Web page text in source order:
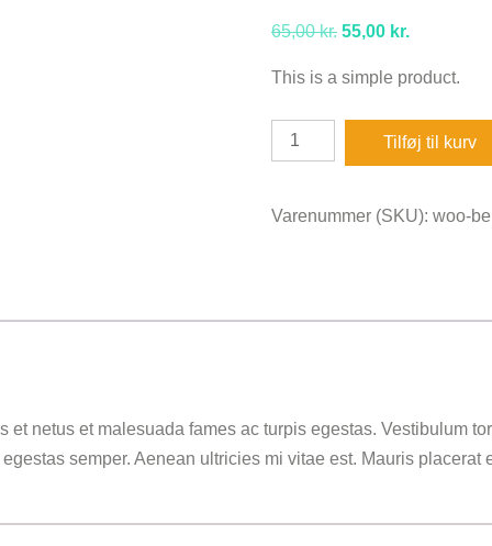
65,00kr. Den
pris
var:
65,00 kr..
55,00 kr.
pris
er:
55,00 kr..
This is a simple product.
Belt
antal
Tilføj til kurv
Varenummer (SKU): woo-
et netus et malesuada fames ac turpis egestas. Vestibulum
semper. Aenean ultricies mi vitae est. Mauris placerat